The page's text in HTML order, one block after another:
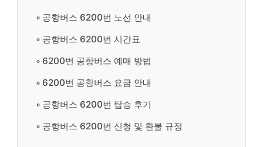
공항버스 6200번 노선 안내
공항버스 6200번 시간표
6200번 공항버스 예매 방법
6200번 공항버스 요금 안내
공항버스 6200번 탑승 후기
공항버스 6200번 신청 및 환불 규정